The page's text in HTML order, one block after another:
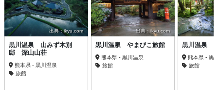
出典：ikyu.com
黒川温泉 山みず木別
邸 深山山荘
熊本県 - 黒川温泉
旅館
出典：ikyu.com
黒川温泉 やまびこ旅館
熊本県 - 黒川温泉
旅館
黒川温泉
熊本県 - 黒
旅館